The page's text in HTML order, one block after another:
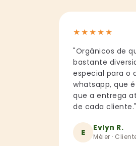
★★★★★
"Orgânicos de
bastante
especial para o
whatsapp, que
que a entrega
de cada cliente."
E Evlyn R.
Méier ·